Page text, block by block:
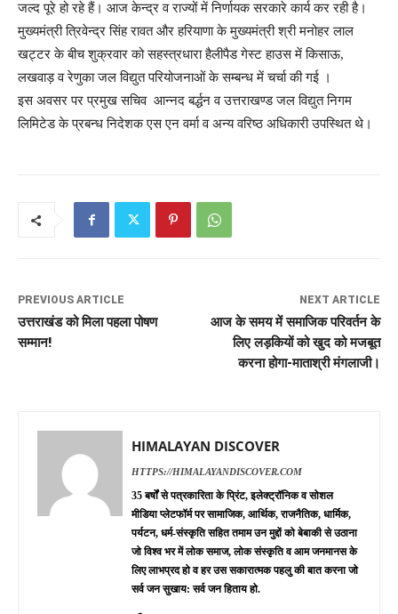
जल्द पूरे हो रहे हैं। आज केन्द्र व राज्यों में निर्णायक सरकारे कार्य कर रही है।
मुख्यमंत्री त्रिवेन्द्र सिंह रावत और हरियाणा के मुख्यमंत्री श्री मनोहर लाल
खट्टर के बीच शुक्रवार को सहस्त्रधारा हैलीपैड गेस्ट हाउस में किसाऊ,
लखवाड़ व रेणुका जल विद्युत परियोजनाओं के सम्बन्ध में चर्चा की गई ।
इस अवसर पर प्रमुख सचिव आन्नद बर्द्धन व उत्तराखण्ड जल विद्युत निगम
लिमिटेड के प्रबन्ध निदेशक एस एन वर्मा व अन्य वरिष्ठ अधिकारी उपस्थित थे।
PREVIOUS ARTICLE
उत्तराखंड को मिला पहला पोषण
सम्मान!
NEXT ARTICLE
आज के समय में समाजिक परिवर्तन के
लिए लड़कियों को खुद को मजबूत
करना होगा-माताश्री मंगलाजी।
HIMALAYAN DISCOVER
HTTPS://HIMALAYANDISCOVER.COM
35 बर्षों से पत्रकारिता के प्रिंट, इलेक्ट्रॉनिक व सोशल
मीडिया प्लेटफॉर्म पर सामाजिक, आर्थिक, राजनैतिक, धार्मिक,
पर्यटन, धर्म-संस्कृति सहित तमाम उन मुद्दों को बेबाकी से उठाना
जो विश्व भर में लोक समाज, लोक संस्कृति व आम जनमानस के
लिए लाभप्रद हो व हर उस सकारात्मक पहलु की बात करना जो
सर्व जन सुखाय: सर्व जन हिताय हो.